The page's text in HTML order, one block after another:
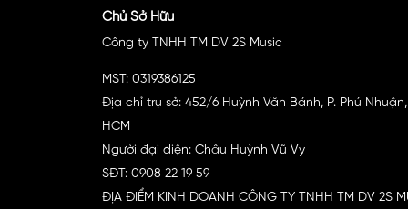
cách nhẹ nhàng và đều tay để tránh tình trạng xuất
Chủ Sở Hữu
Công ty TNHH TM DV 2S Music
MST: 0319386125
Địa chỉ trụ sở: 452/6 Huỳnh Văn Bánh, P. Phú Nhuận,
HCM
Người đại diện: Châu Huỳnh Vũ Vy
SĐT: 0908 22 19 59
ĐỊA ĐIỂM KINH DOANH CÔNG TY TNHH TM DV 2S